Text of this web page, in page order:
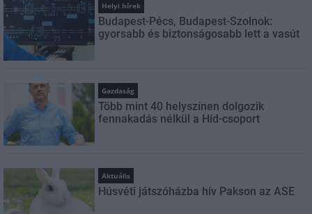
Helyi hírek
Budapest-Pécs, Budapest-Szolnok:
gyorsabb és biztonságosabb lett a vasút
Gazdaság
Több mint 40 helyszínen dolgozik
fennakadás nélkül a Híd-csoport
Aktuális
Húsvéti játszóházba hív Pakson az ASE